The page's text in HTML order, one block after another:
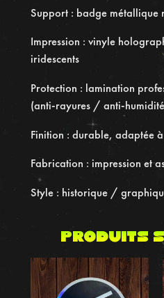
s
o
l
g
r
a
h
q
Support : badge métallique
Impression : vinyle
iridescents
Protection : lamination
(anti-rayures / anti-
Finition : durable, adaptée
Fabrication : impression et
Style : historique /
Produits